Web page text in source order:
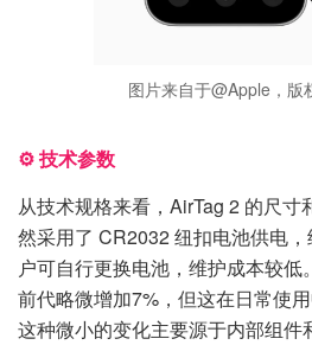
图片来自于@Apple，版
⚙️ 技术参数
从技术规格来看，AirTag 2 的尺寸
然采用了 CR2032 纽扣电池供电
户可自行更换电池，维护成本较
前代略微增加7%，但这在日常使用
这种微小的变化主要源于内部组件